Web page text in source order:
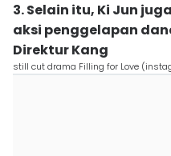
3. Selain itu, Ki Jun
aksi penggelapan
Direktur Kang
still cut drama Filling for Love